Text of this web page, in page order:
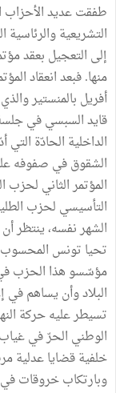
طفقت عديد الأحزاب
التشريعية والرئاسية
إلى التعجيل بعقد
أفريل بالمنستير
قايد السبسي في جلسة
الداخلية الحادّة
تحيا تونس
مؤسّسو هذا الحزب
البلاد وأن يساهم في
تسيطر عليه حركة
الوطني الحرّ في
خلفية قضايا عدلية
وبارتكاب خروقات في